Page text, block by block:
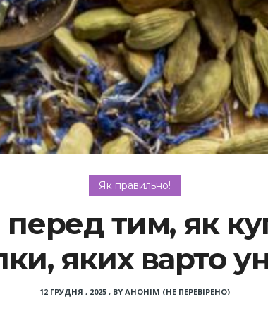
Як правильно!
тим, як
яких варто
12 ГРУДНЯ , 2025 , BY АНОНІМ (НЕ ПЕРЕВІРЕНО)